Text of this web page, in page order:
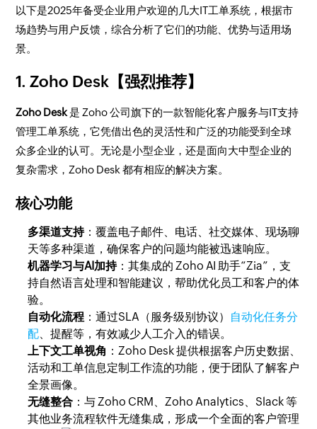
以下是2025年备受企业用户欢迎的几大IT工单系统，根据市
场趋势与用户反馈，综合分析了它们的功能、优势与适用场
景。
1.Zoho Desk 【强烈推荐】
Zoho Desk是 Zoho 公司旗下的一款智能化客户服务与IT支持
管理工单系统，它凭借出色的灵活性和广泛的功能受到全球
众多企业的认可。无论是小型企业，还是面向大中型企业的
复杂需求，Zoho Desk 都有相应的解决方案。
核心功能
多渠道支持：覆盖电子邮件、电话、社交媒体、现场聊
天等多种渠道，确保客户的问题均能被迅速响应。
机器学习与AI加持：其集成的 Zoho AI 助手“Zia”，支
持自然语言处理和智能建议，帮助优化员工和客户的体
验。
自动化流程 ：通过SLA（服务级别协议） 自动化任务分
配、提醒等，有效减少人工介入的错误。
上下文工单视角 ：Zoho Desk 提供根据客户历史数据、
活动和工单信息定制工作流的功能，便于团队了解客户
全景画像。
无缝整合 ：与 Zoho CRM、Zoho Analytics、Slack 等
其他业务流程软件无缝集成，形成一个全面的客户管理